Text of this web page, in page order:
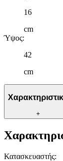
16
cm
Ύψος:
42
cm
+
Κατασκευαστής: